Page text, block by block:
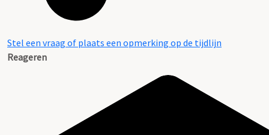
Bijlage: Korte beschrijving van de aktes van het archief
van de Ridderleenhof Carsfeld te Gulpen LvO 9177-9184
Stel een vraag of plaats een opmerking op de tijdlijn
Reageren